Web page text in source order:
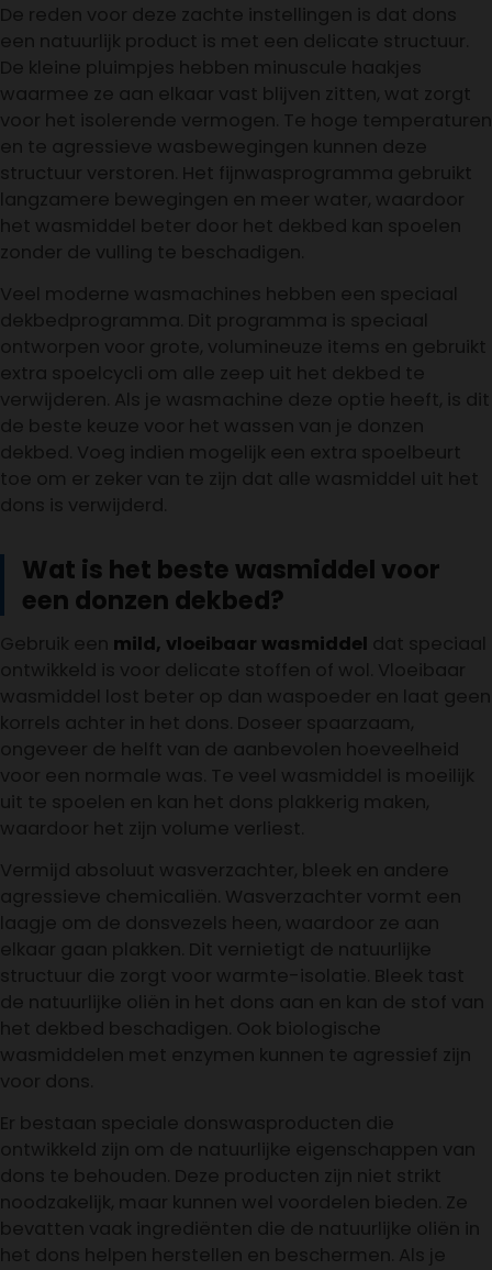
De reden voor deze zachte instellingen is dat dons
een natuurlijk product is met een delicate structuur.
De kleine pluimpjes hebben minuscule haakjes
waarmee ze aan elkaar vast blijven zitten, wat zorgt
voor het isolerende vermogen. Te hoge temperaturen
en te agressieve wasbewegingen kunnen deze
structuur verstoren. Het fijnwasprogramma gebruikt
langzamere bewegingen en meer water, waardoor
het wasmiddel beter door het dekbed kan spoelen
zonder de vulling te beschadigen.
Veel moderne wasmachines hebben een speciaal
dekbedprogramma. Dit programma is speciaal
ontworpen voor grote, volumineuze items en gebruikt
extra spoelcycli om alle zeep uit het dekbed te
verwijderen. Als je wasmachine deze optie heeft, is dit
de beste keuze voor het wassen van je donzen
dekbed. Voeg indien mogelijk een extra spoelbeurt
toe om er zeker van te zijn dat alle wasmiddel uit het
dons is verwijderd.
Wat is het beste wasmiddel voor
een donzen dekbed?
Gebruik een mild, vloeibaar wasmiddel dat speciaal
ontwikkeld is voor delicate stoffen of wol. Vloeibaar
wasmiddel lost beter op dan waspoeder en laat geen
korrels achter in het dons. Doseer spaarzaam,
ongeveer de helft van de aanbevolen hoeveelheid
voor een normale was. Te veel wasmiddel is moeilijk
uit te spoelen en kan het dons plakkerig maken,
waardoor het zijn volume verliest.
Vermijd absoluut wasverzachter, bleek en andere
agressieve chemicaliën. Wasverzachter vormt een
laagje om de donsvezels heen, waardoor ze aan
elkaar gaan plakken. Dit vernietigt de natuurlijke
structuur die zorgt voor warmte-isolatie. Bleek tast
de natuurlijke oliën in het dons aan en kan de stof van
het dekbed beschadigen. Ook biologische
wasmiddelen met enzymen kunnen te agressief zijn
voor dons.
Er bestaan speciale donswasproducten die
ontwikkeld zijn om de natuurlijke eigenschappen van
dons te behouden. Deze producten zijn niet strikt
noodzakelijk, maar kunnen wel voordelen bieden. Ze
bevatten vaak ingrediënten die de natuurlijke oliën in
het dons helpen herstellen en beschermen. Als je